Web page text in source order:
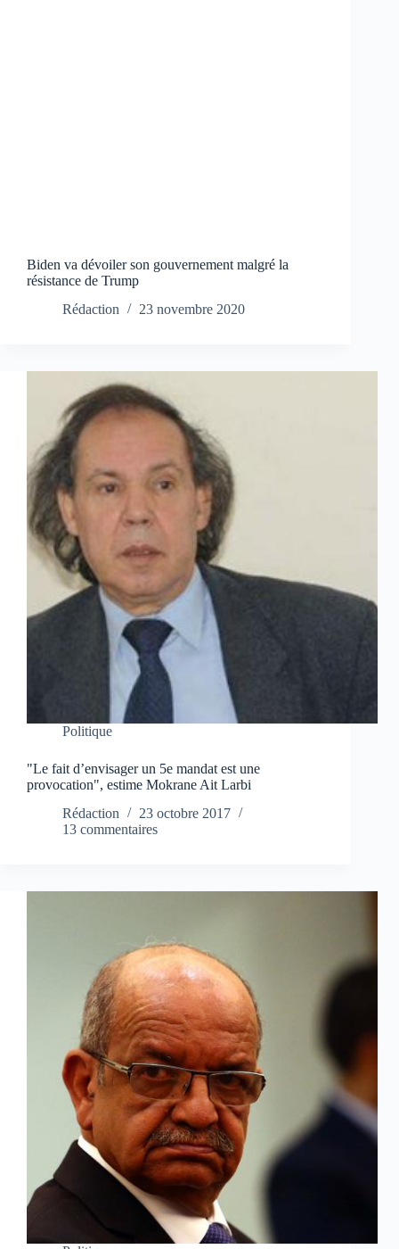
Biden va dévoiler son gouvernement malgré la
résistance de Trump
Rédaction
23 novembre 2020
Politique
"Le fait d’envisager un 5e mandat est une
provocation", estime Mokrane Ait Larbi
Rédaction
23 octobre 2017
13 commentaires